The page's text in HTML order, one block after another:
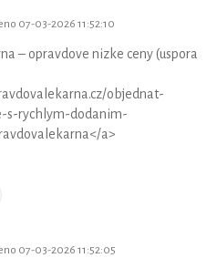
07-03-2026 11:52:10
– opravdove nizke ceny (uspora
objednat-
s-rychlym-dodanim-
a>
07-03-2026 11:52:05